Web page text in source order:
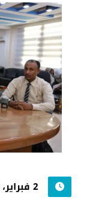
2 فبراير، 2022